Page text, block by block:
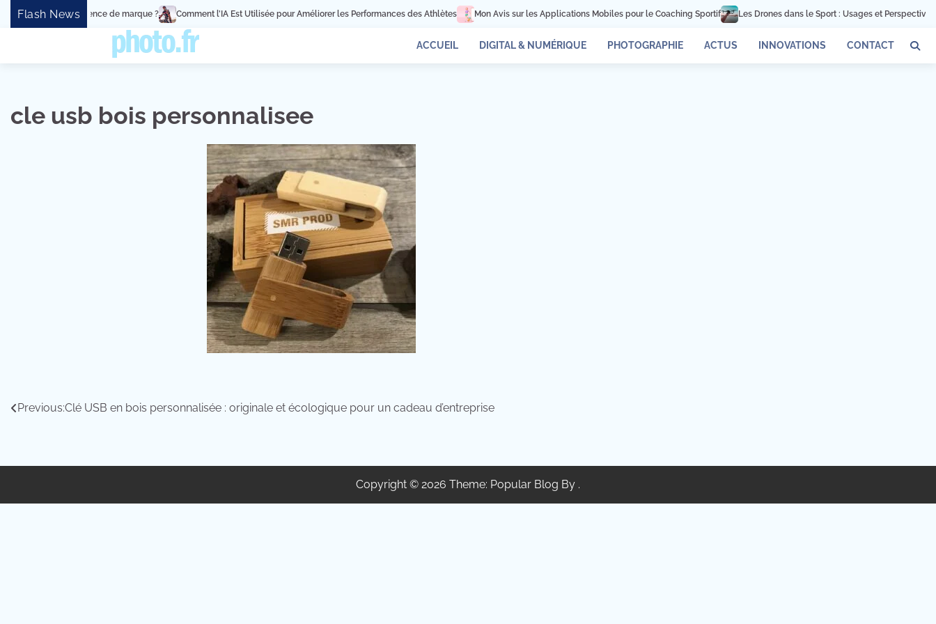
SkipFlash News
en expérience de marque ? Comment l’IA Est Utilisée pour Améliorer les Performances des Athlètes Mon Avis sur les Applications Mobiles pour le Coaching Sportif Les Drones dans le Sport : Usages et Perspectives
ACCUEIL DIGITAL & NUMÉRIQUE PHOTOGRAPHIE ACTUS INNOVATIONS CONTACT
cle usb bois personnalisee
Navigation
l’article
Previous:Clé USB en bois personnalisée : originale et écologique pour un cadeau d’entreprise
Copyright © 2026 Theme: Popular Blog By .